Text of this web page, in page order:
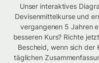
Unser interaktives
Devisenmittelkurse und
vergangenen 5 Jahren
besseren Kurs? Richte
Bescheid, wenn sich der
täglichen